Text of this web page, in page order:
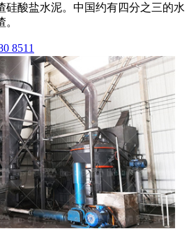
硅酸盐水泥。中国约有四分之三的水
8511